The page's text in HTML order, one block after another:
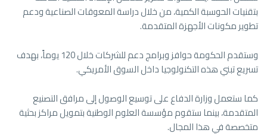
بتقنيات الحوسبة الكمية، من خلال دراسة المعوقات الصناعية ودعم
تطوير مكونات الأجهزة المتقدمة.
وستقدم الحكومة حوافز وبرامج دعم للشركات خلال 120 يوماً، بهدف
تسريع تبني هذه التكنولوجيا داخل السوق الأمريكي.
كما ستعمل وزارة الدفاع على توسيع الوصول إلى مرافق التصنيع
المتقدمة، بينما ستقوم مؤسسة العلوم الوطنية بتمويل مراكز بحثية
متخصصة في هذا المجال.